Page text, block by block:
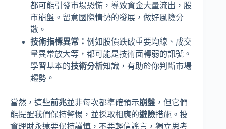
都可能引發市場恐慌，導致資金大量流出，股
市崩盤。留意國際情勢的發展，做好風險分
散。
技術指標異常： 例如股價跌破重要均線、成交
量異常放大等，都可能是技術面轉弱的訊號。
學習基本的技術分析知識，有助於你判斷市場
趨勢。
當然，這些前兆並非每次都準確預示崩盤 ，但它們
能提醒我們保持警惕，並採取相應的避險措施。投
資理財永遠要保持謹慎，不要輕信謠言，獨立思考